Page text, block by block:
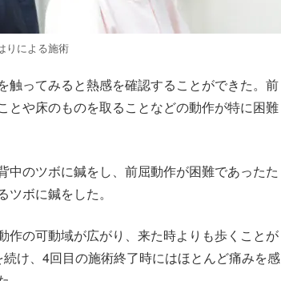
りによる施術
触ってみると熱感を確認することができた。前
とや床のものを取ることなどの動作が特に困難
中のツボに鍼をし、前屈動作が困難であったた
ボに鍼をした。
作の可動域が広がり、来た時よりも歩くことが
け、4回目の施術終了時にはほとんど痛みを感